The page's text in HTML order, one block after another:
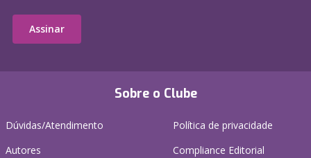
Sobre o Clube
Dúvidas/Atendimento
Autores
Política de privacidade
Compliance Editorial
Assinar